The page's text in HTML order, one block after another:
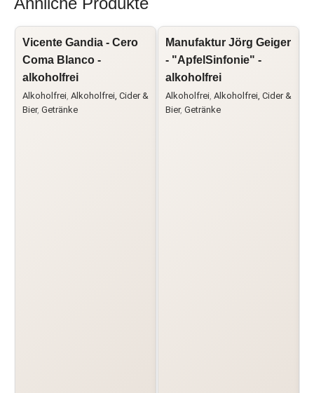
Vicente Gandia - Cero
Coma Blanco -
alkoholfrei
Alkoholfrei Alkoholfrei, Cider &
Bier, Getränke
Manufaktur Jörg Geiger
- "ApfelSinfonie" -
alkoholfrei
Alkoholfrei Alkoholfrei, Cider &
Bier, Getränke